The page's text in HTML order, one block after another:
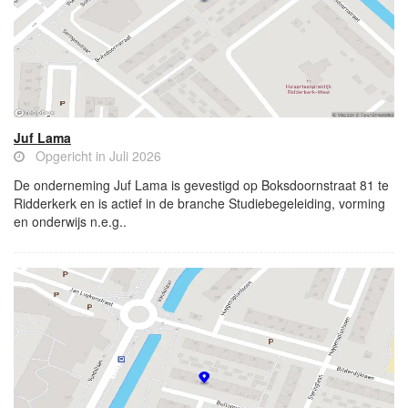
Juf Lama
Opgericht in Juli 2026
De onderneming Juf Lama is gevestigd op Boksdoornstraat 81 te
Ridderkerk en is actief in de branche Studiebegeleiding, vorming
en onderwijs n.e.g..